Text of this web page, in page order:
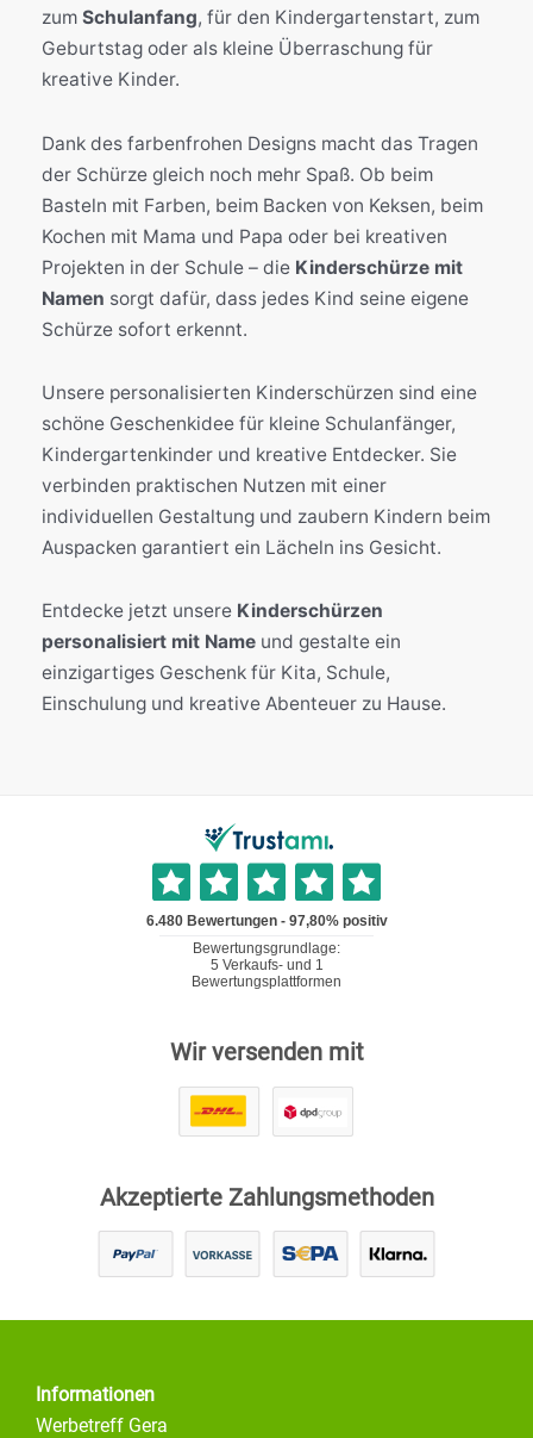
zum Schulanfang, für den Kindergartenstart, zum
Geburtstag oder als kleine Überraschung für
kreative Kinder.
Dank des farbenfrohen Designs macht das Tragen
der Schürze gleich noch mehr Spaß. Ob beim
Basteln mit Farben, beim Backen von Keksen, beim
Kochen mit Mama und Papa oder bei kreativen
Projekten in der Schule – die Kinderschürze mit
Namen sorgt dafür, dass jedes Kind seine eigene
Schürze sofort erkennt.
Unsere personalisierten Kinderschürzen sind eine
schöne Geschenkidee für kleine Schulanfänger,
Kindergartenkinder und kreative Entdecker. Sie
verbinden praktischen Nutzen mit einer
individuellen Gestaltung und zaubern Kindern beim
Auspacken garantiert ein Lächeln ins Gesicht.
Entdecke jetzt unsere Kinderschürzen
personalisiert mit Name und gestalte ein
einzigartiges Geschenk für Kita, Schule,
Einschulung und kreative Abenteuer zu Hause.
Wir versenden mit
Akzeptierte Zahlungsmethoden
Informationen
Werbetreff Gera